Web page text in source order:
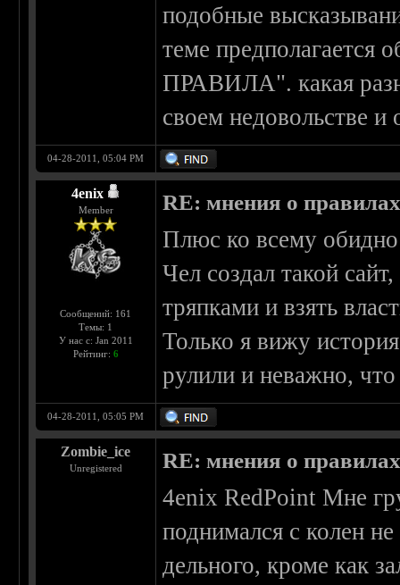
подобные
теме
ПРАВИЛА". какая
своем недовольстве
04-28-2011, 05:04 PM
4enix
Member
Сообщений: 161
Темы: 1
У нас с: Jan 2011
Рейтинг: 6
RE: мнения о
Плюс ко всему обидно
Чел создал такой
тряпками и взять
Только я вижу
рулили и неважно,
04-28-2011, 05:05 PM
Zombie_ice
Unregistered RE: мнения о
4enix RedPoint Мне
поднимался с колен
дельного, кроме как